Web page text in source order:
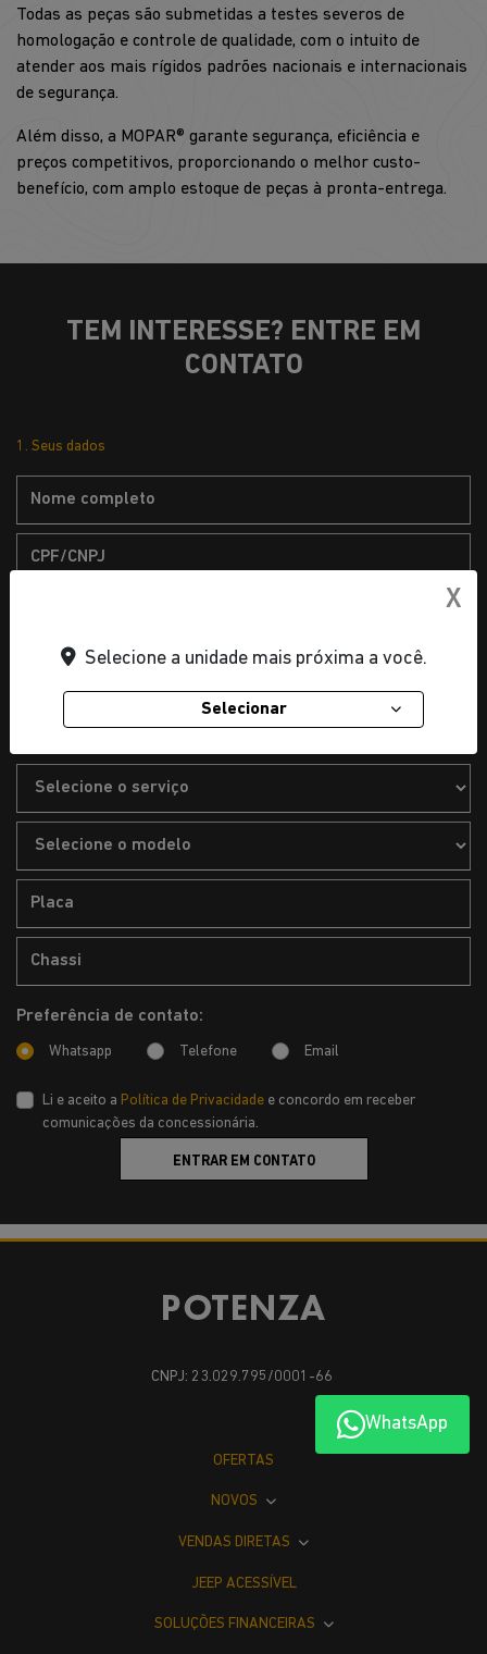
Todas as peças são submetidas a testes severos de
homologação e controle de qualidade, com o intuito de
atender aos mais rígidos padrões nacionais e internacionais
de segurança.
Além disso, a MOPAR® garante segurança, eficiência e
preços competitivos, proporcionando o melhor custo-
benefício, com amplo estoque de peças à pronta-entrega.
TEM INTERESSE? ENTRE EM
CONTATO
1. Seus dados
Preferência de contato:
Whatsapp Telefone Email
Li e aceito a Política de Privacidade e concordo em receber
comunicações da concessionária.
ENTRAR EM CONTATO
WhatsApp
CNPJ: 23.029.795/0001-66
OFERTAS
NOVOS
VENDAS DIRETAS
JEEP ACESSÍVEL
SOLUÇÕES FINANCEIRAS
X
Selecione a unidade mais próxima a você.
Selecionar